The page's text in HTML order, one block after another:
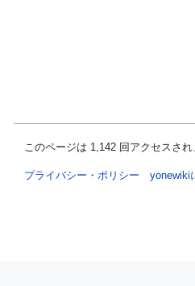
このページは 1,142 回アクセスされ
プライバシー・ポリシー yonewiki